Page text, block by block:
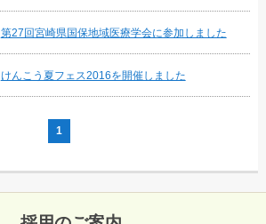
第27回宮崎県国保地域医療学会に参加しました
けんこう夏フェス2016を開催しました
1